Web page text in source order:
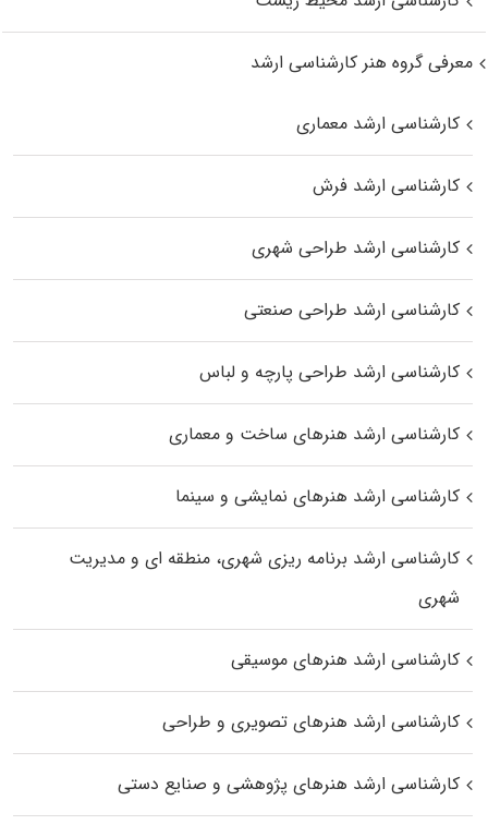
معرفی گروه هنر کارشناسی ارشد
کارشناسی ارشد معماری
کارشناسی ارشد فرش
کارشناسی ارشد طراحی شهری
کارشناسی ارشد طراحی صنعتی
کارشناسی ارشد طراحی پارچه و لباس
کارشناسی ارشد هنرهای ساخت و معماری
کارشناسی ارشد هنرهای نمایشی و سینما
کارشناسی ارشد برنامه ریزی شهری، منطقه‌ ای و مدیریت
شهری
کارشناسی ارشد هنرهای موسیقی
کارشناسی ارشد هنرهای تصویری و طراحی
کارشناسی ارشد هنرهای پژوهشی و صنایع دستی